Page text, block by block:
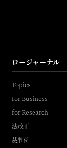
ロージャーナル
Topics
for Business
for Research
法改正
裁判例